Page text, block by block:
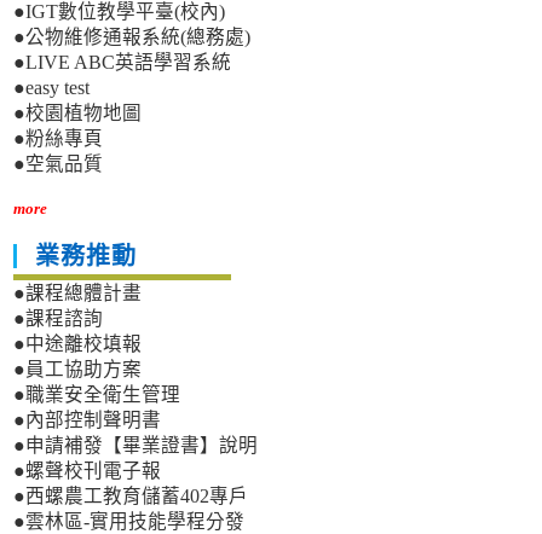
●IGT數位教學平臺(校內)
●公物維修通報系統(總務處)
●LIVE ABC英語學習系統
●easy test
●校園植物地圖
●粉絲專頁
●空氣品質
more
業務推動
●課程總體計畫
●課程諮詢
●中途離校填報
●員工協助方案
●職業安全衛生管理
●內部控制聲明書
●申請補發【畢業證書】說明
●螺聲校刊電子報
●西螺農工教育儲蓄402專戶
●雲林區-實用技能學程分發